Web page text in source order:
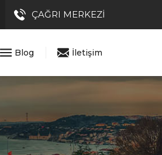
ÇAĞRI MERKEZİ
Blog İletişim